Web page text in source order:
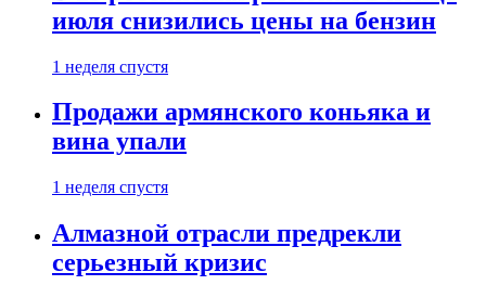
июля снизились цены на бензин
1 неделя спустя
Продажи армянского коньяка и
вина упали
1 неделя спустя
Алмазной отрасли предрекли
серьезный кризис